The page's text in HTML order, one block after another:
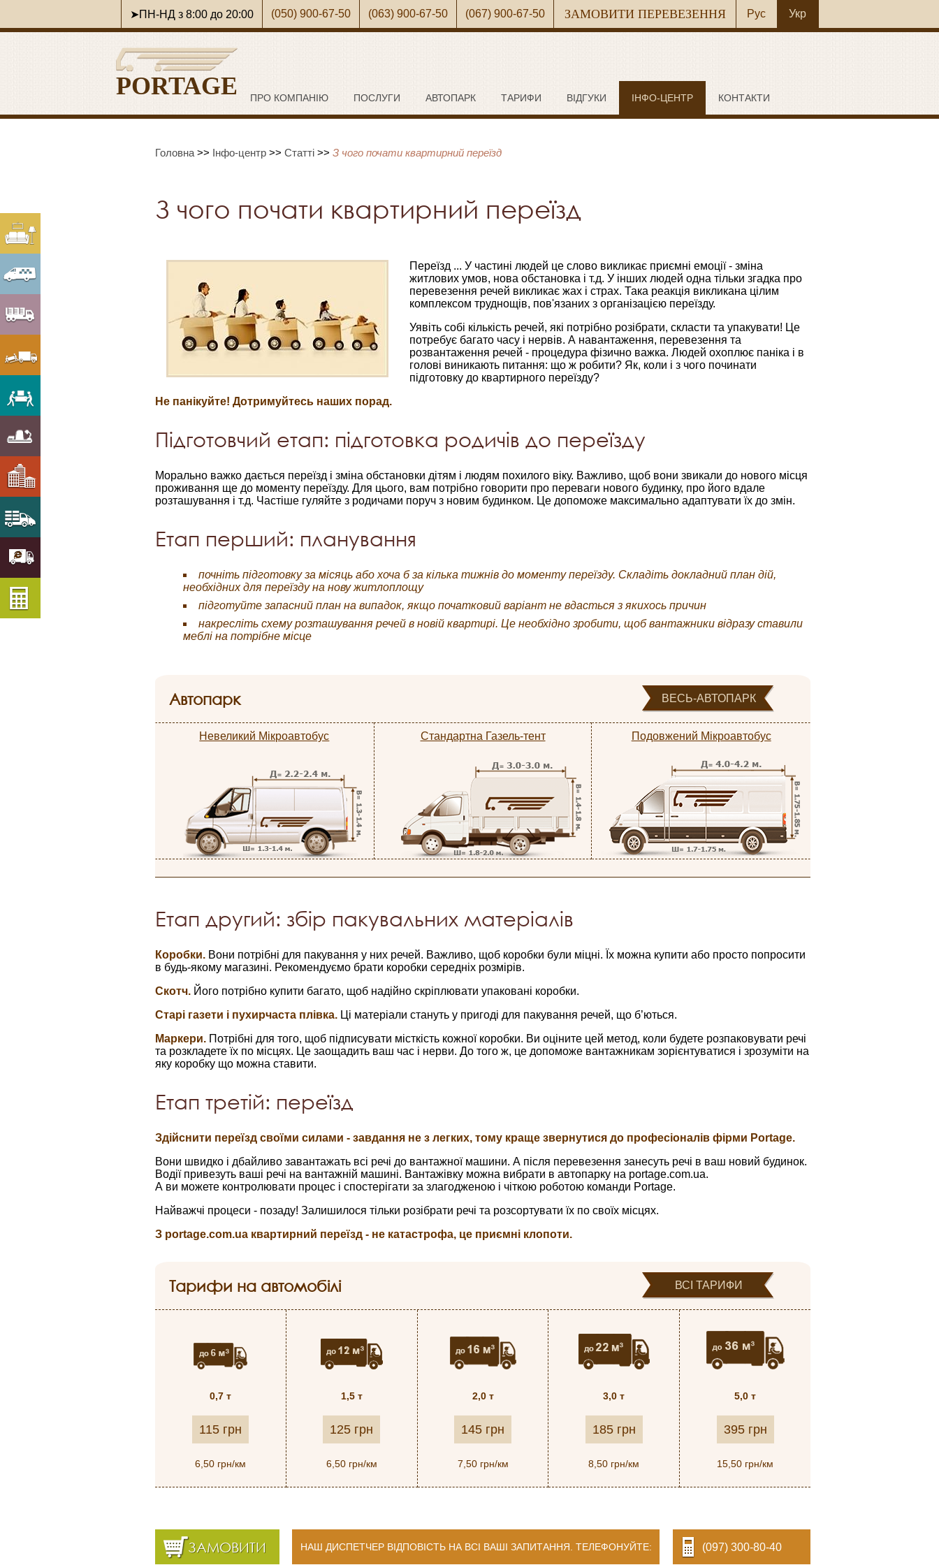
PORTAGE ПРО КОМПАНІЮ ПОСЛУГИ АВТОПАРК ТАРИФИ ВІДГУКИ ІНФО-ЦЕНТР КОНТАКТИ
➤ПН-НД з 8:00 до 20:00 (050) 900-67-50 (063) 900-67-50 (067) 900-67-50 ЗАМОВИТИ ПЕРЕВЕЗЕННЯ Рус Укр
Головна >> Інфо-центр >>Статті >>З чого почати квартирний переїзд
З чого почати квартирний переїзд
Переїзд ... У частині людей це слово викликає приємні емоції - зміна
житлових умов, нова обстановка і т.д. У інших людей одна тільки згадка про
перевезення речей викликає жах і страх. Така реакція викликана цілим
комплексом труднощів, пов'язаних з організацією переїзду.
Уявіть собі кількість речей, які потрібно розібрати, скласти та упакувати! Це
потребує багато часу і нервів. А навантаження, перевезення та
розвантаження речей - процедура фізично важка. Людей охоплює паніка і в
голові виникають питання: що ж робити? Як, коли і з чого починати
підготовку до квартирного переїзду?
Не панікуйте! Дотримуйтесь наших порад.
Підготовчий етап: підготовка родичів до переїзду
Морально важко дається переїзд і зміна обстановки дітям і людям похилого віку. Важливо, щоб вони звикали до нового місця
проживання ще до моменту переїзду. Для цього, вам потрібно говорити про переваги нового будинку, про його вдале
розташування і т.д. Частіше гуляйте з родичами поруч з новим будинком. Це допоможе максимально адаптувати їх до змін.
Етап перший: планування
почніть підготовку за місяць або хоча б за кілька тижнів до моменту переїзду. Складіть докладний план дій,
необхідних для переїзду на нову житлоплощу
підготуйте запасний план на випадок, якщо початковий варіант не вдасться з якихось причин
накресліть схему розташування речей в новій квартирі. Це необхідно зробити, щоб вантажники відразу ставили
меблі на потрібне місце
Автопарк ВЕСЬ-АВТОПАРК
Невеликий Мікроавтобус Стандартна Газель-тент Подовжений Мікроавтобус
Етап другий: збір пакувальних матеріалів
Коробки. Вони потрібні для пакування у них речей. Важливо, щоб коробки були міцні. Їх можна купити або просто попросити
в будь-якому магазині. Рекомендуємо брати коробки середніх розмірів.
Скотч. Його потрібно купити багато, щоб надійно скріплювати упаковані коробки.
Старі газети і пухирчаста плівка. Ці матеріали стануть у пригоді для пакування речей, що б’ються.
Маркери. Потрібні для того, щоб підписувати місткість кожної коробки. Ви оціните цей метод, коли будете розпаковувати речі
та розкладете їх по місцях. Це заощадить ваш час і нерви. До того ж, це допоможе вантажникам зорієнтуватися і зрозуміти на
яку коробку що можна ставити.
Етап третій: переїзд
Здійснити переїзд своїми силами - завдання не з легких, тому краще звернутися до професіоналів фірми Portage.
Вони швидко і дбайливо завантажать всі речі до вантажної машини. А після перевезення занесуть речі в ваш новий будинок.
Водії привезуть ваші речі на вантажній машині. Вантажівку можна вибрати в автопарку на portage.com.ua.
А ви можете контролювати процес і спостерігати за злагодженою і чіткою роботою команди Portage.
Найважчі процеси - позаду! Залишилося тільки розібрати речі та розсортувати їх по своїх місцях.
З portage.com.ua квартирний переїзд - не катастрофа, це приємні клопоти.
Тарифи на автомобілі ВСІ ТАРИФИ
0,7 т
115 грн
6,50 грн/км
1,5 т
125 грн
6,50 грн/км
2,0 т
145 грн
7,50 грн/км
3,0 т
185 грн
8,50 грн/км
5,0 т
395 грн
15,50 грн/км
ЗАМОВИТИ НАШ ДИСПЕТЧЕР ВІДПОВІСТЬ НА ВСІ ВАШІ ЗАПИТАННЯ. ТЕЛЕФОНУЙТЕ: (097) 300-80-40